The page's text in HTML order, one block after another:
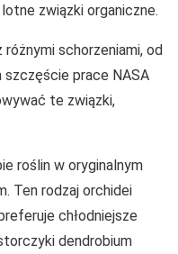
związki organiczne.
schorzeniami, od
prace NASA
te związki,
roślin w oryginalnym
Ten rodzaj orchidei
chłodniejsze
dendrobium